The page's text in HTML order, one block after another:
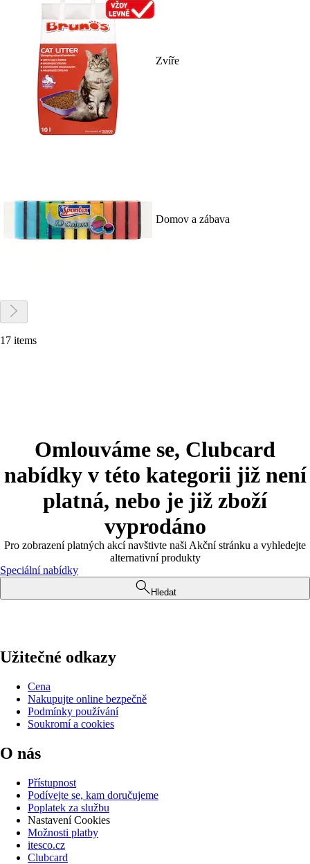
Zvíře
Domov a zábava
17 items
Omlouváme se, Clubcard
nabídky v této kategorii již není
platná, nebo je již zboží
vyprodáno
Pro zobrazení platných akcí navštivte naši Akční stránku a vyhledejte
alternativní produkty
Speciální nabídky
Hledat
Užitečné odkazy
Cena
Nakupujte online bezpečně
Podmínky používání
Soukromí a cookies
O nás
Přístupnost
Podívejte se, kam doručujeme
Poplatek za službu
Nastavení Cookies
Možnosti platby
itesco.cz
Clubcard